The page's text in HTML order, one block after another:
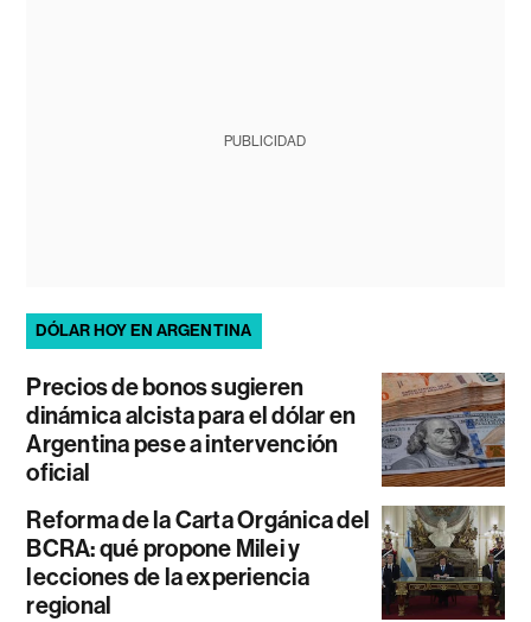
PUBLICIDAD
DÓLAR HOY EN ARGENTINA
Precios de bonos sugieren
dinámica alcista para el dólar en
Argentina pese a intervención
oficial
Reforma de la Carta Orgánica del
BCRA: qué propone Milei y
lecciones de la experiencia
regional